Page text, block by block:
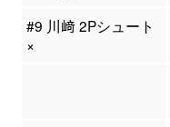
#9 川﨑 2Pシュート
×